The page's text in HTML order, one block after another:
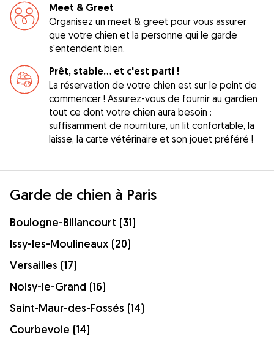
Meet & Greet
Organisez un meet & greet pour vous assurer
que votre chien et la personne qui le garde
s'entendent bien.
Prêt, stable... et c'est parti !
La réservation de votre chien est sur le point de
commencer ! Assurez-vous de fournir au gardien
tout ce dont votre chien aura besoin :
suffisamment de nourriture, un lit confortable, la
laisse, la carte vétérinaire et son jouet préféré !
Garde de chien à Paris
Boulogne-Billancourt (31)
Issy-les-Moulineaux (20)
Versailles (17)
Noisy-le-Grand (16)
Saint-Maur-des-Fossés (14)
Courbevoie (14)